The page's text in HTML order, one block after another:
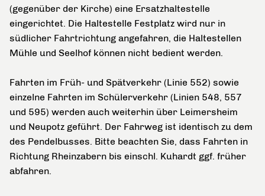
(gegenüber der Kirche) eine Ersatzhaltestelle
eingerichtet. Die Haltestelle Festplatz wird nur in
südlicher Fahrtrichtung angefahren, die Haltestellen
Mühle und Seelhof können nicht bedient werden.
Fahrten im Früh- und Spätverkehr (Linie 552) sowie
einzelne Fahrten im Schülerverkehr (Linien 548, 557
und 595) werden auch weiterhin über Leimersheim
und Neupotz geführt. Der Fahrweg ist identisch zu dem
des Pendelbusses. Bitte beachten Sie, dass Fahrten in
Richtung Rheinzabern bis einschl. Kuhardt ggf. früher
abfahren.